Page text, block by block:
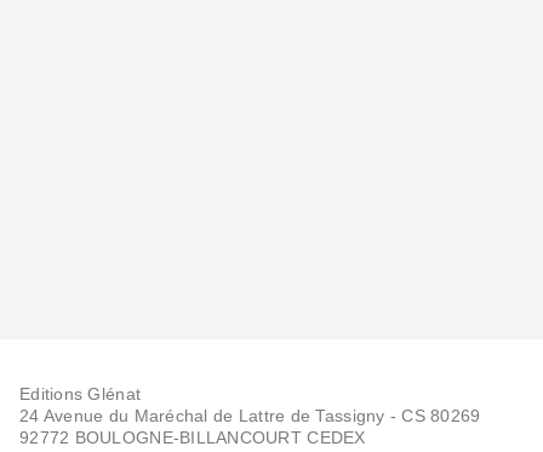
Editions Glénat
24 Avenue du Maréchal de Lattre de Tassigny - CS 80269
92772 BOULOGNE-BILLANCOURT CEDEX